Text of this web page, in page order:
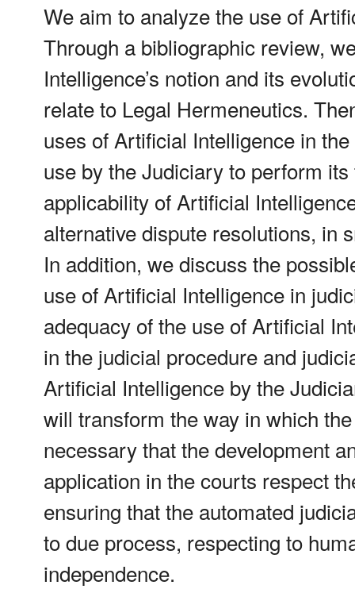
We aim to analyze the use of
Through a bibliographic review,
Intelligence’s notion and its
relate to Legal Hermeneutics.
uses of Artificial Intelligence in
use by the Judiciary to perform
applicability of Artificial
alternative dispute resolutions, in
In addition, we discuss the
use of Artificial Intelligence in
adequacy of the use of Artificial
in the judicial procedure and
Artificial Intelligence by the
will transform the way in which
necessary that the development
application in the courts respect
ensuring that the automated
to due process, respecting to
independence.